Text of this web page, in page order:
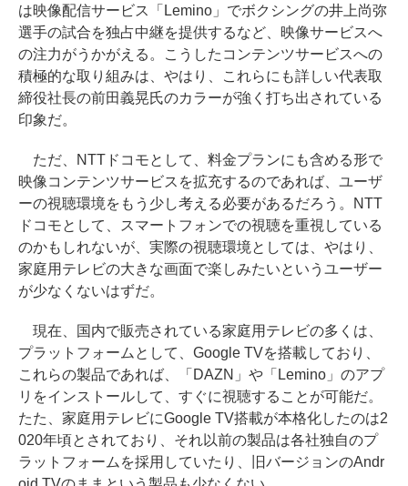
は映像配信サービス「Lemino」でボクシングの井上尚弥
選手の試合を独占中継を提供するなど、映像サービスへ
の注力がうかがえる。こうしたコンテンツサービスへの
積極的な取り組みは、やはり、これらにも詳しい代表取
締役社長の前田義晃氏のカラーが強く打ち出されている
印象だ。
ただ、NTTドコモとして、料金プランにも含める形で
映像コンテンツサービスを拡充するのであれば、ユーザ
ーの視聴環境をもう少し考える必要があるだろう。NTT
ドコモとして、スマートフォンでの視聴を重視している
のかもしれないが、実際の視聴環境としては、やはり、
家庭用テレビの大きな画面で楽しみたいというユーザー
が少なくないはずだ。
現在、国内で販売されている家庭用テレビの多くは、
プラットフォームとして、Google TVを搭載しており、
これらの製品であれば、「DAZN」や「Lemino」のアプ
リをインストールして、すぐに視聴することが可能だ。
たた、家庭用テレビにGoogle TV搭載が本格化したのは2
020年頃とされており、それ以前の製品は各社独自のプ
ラットフォームを採用していたり、旧バージョンのAndr